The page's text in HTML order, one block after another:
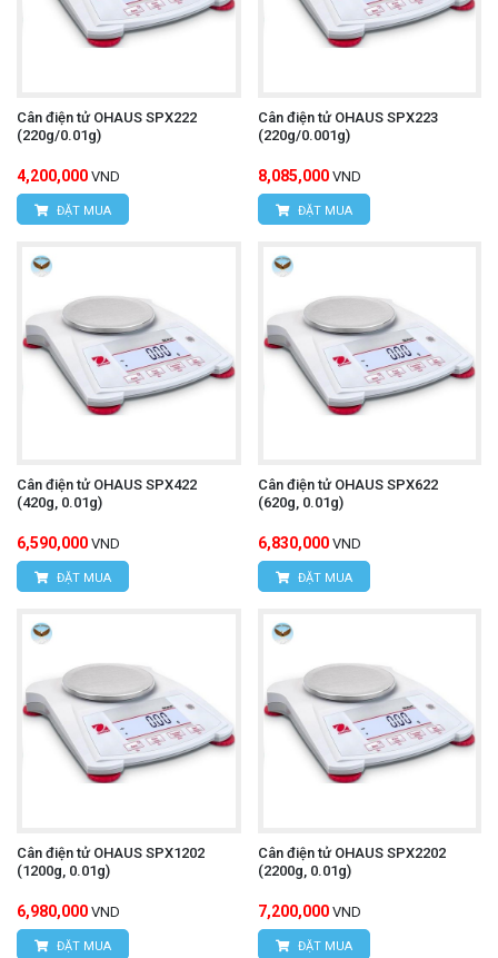
Cân điện tử OHAUS SPX222
(220g/0.01g)
4,200,000 VND
ĐẶT MUA
Cân điện tử OHAUS SPX223
(220g/0.001g)
8,085,000 VND
ĐẶT MUA
Cân điện tử OHAUS SPX422
(420g, 0.01g)
6,590,000 VND
ĐẶT MUA
Cân điện tử OHAUS SPX622
(620g, 0.01g)
6,830,000 VND
ĐẶT MUA
Cân điện tử OHAUS SPX1202
(1200g, 0.01g)
6,980,000 VND
ĐẶT MUA
Cân điện tử OHAUS SPX2202
(2200g, 0.01g)
7,200,000 VND
ĐẶT MUA